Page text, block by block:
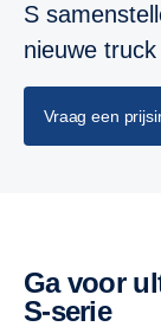
S
nieuwe truck
Vraag een
Ga voor ultiem comfort met de Scania
S-serie